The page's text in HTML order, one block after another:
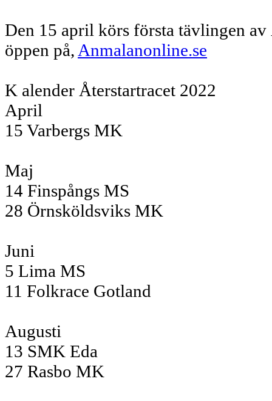
Den 15 april körs första tävlingen
öppen på, Anmalanonline.se
K alender Återstartracet 2022
April
15 Varbergs MK
Maj
14 Finspångs MS
28 Örnsköldsviks MK
Juni
5 Lima MS
11 Folkrace Gotland
Augusti
13 SMK Eda
27 Rasbo MK